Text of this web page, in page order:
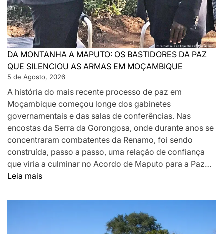
DA MONTANHA A MAPUTO: OS BASTIDORES DA PAZ
QUE SILENCIOU AS ARMAS EM MOÇAMBIQUE
5 de Agosto, 2026
A história do mais recente processo de paz em
Moçambique começou longe dos gabinetes
governamentais e das salas de conferências. Nas
encostas da Serra da Gorongosa, onde durante anos se
concentraram combatentes da Renamo, foi sendo
construída, passo a passo, uma relação de confiança
que viria a culminar no Acordo de Maputo para a Paz…
Leia mais:
MONTANHA